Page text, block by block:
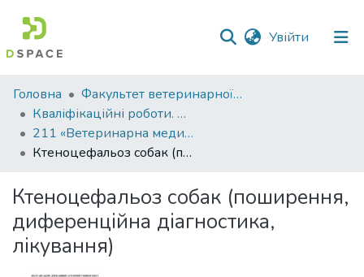
Увійти (current)
Фонди
та
зібрання
Пошук за критеріями
Статистика
Головна
Факультет ветеринарної медицини
Кваліфікаційні роботи. Факультет ветеринарної медицини
211 «Ветеринарна медицина» - Магістри 2025-2026
Ктеноцефальоз собак (поширення, диференційна діагностика, лікування)
Ктеноцефальоз собак (поширення,
диференційна діагностика,
лікування)